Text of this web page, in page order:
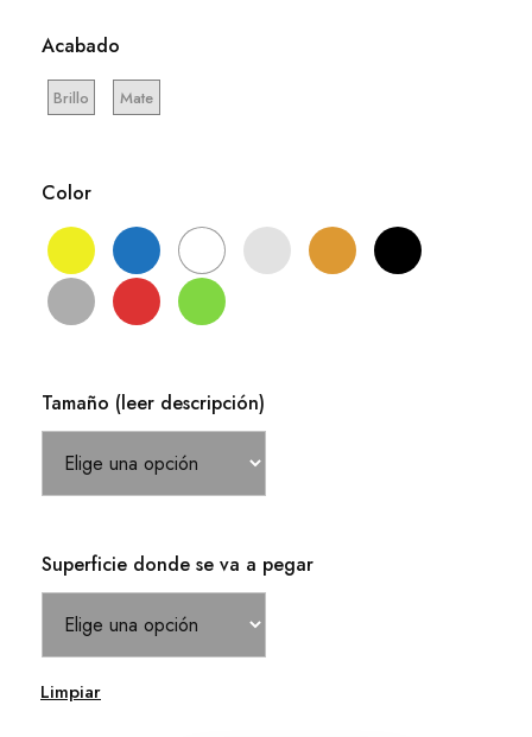
Acabado
Brillo Mate
Color
Tamaño (leer descripción)
Superficie donde se va a pegar
Limpiar